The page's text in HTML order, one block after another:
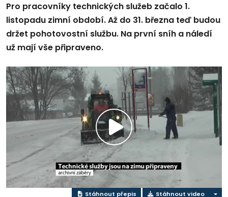
Pro pracovníky technických služeb začalo 1.
listopadu zimní období. Až do 31. března teď budou
držet pohotovostní službu. Na první sníh a náledí
už mají vše připraveno.
Play
Video
Stáhnout přepis Stáhnout video